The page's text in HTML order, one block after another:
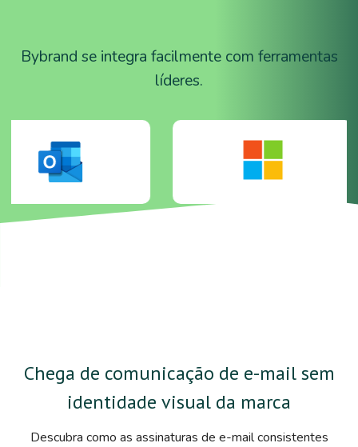
Bybrand se integra facilmente com ferramentas
líderes.
Chega de comunicação de e-mail sem
identidade visual da marca
Descubra como as assinaturas de e-mail consistentes